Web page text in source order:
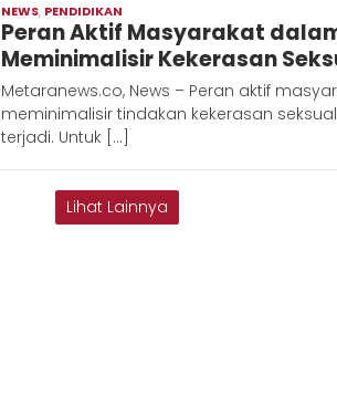
NEWS, PENDIDIKAN
Metara
Peran Aktif Masyarakat
Meminimalisir Kekerasan
Metaranews.co, News – Peran aktif
meminimalisir tindakan kekerasan
terjadi. Untuk […]
Lihat Lainnya